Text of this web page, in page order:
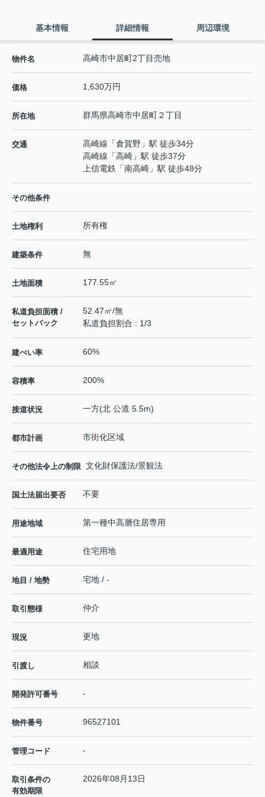
基本情報 詳細情報 周辺環境
物件名 高崎市中居町2丁目売地
価格 1,630万円
所在地 群馬県高崎市中居町２丁目
交通 高崎線 「倉賀野 」駅 徒歩34分
高崎線 「高崎 」駅 徒歩37分
上信電鉄 「南高崎 」駅 徒歩48分
その他条件
土地権利 所有権
建築条件 無
土地面積 177.55㎡
私道負担面積 /
セットバック
52.47㎡/無
私道負担割合 : 1/3
建ぺい率 60%
容積率 200%
接道状況 一方(北 公道 5.5m)
都市計画 市街化区域
その他法令上の制限 文化財保護法/景観法
国土法届出要否 不要
用途地域 第一種中高層住居専用
最適用途 住宅用地
地目 / 地勢 宅地 / -
取引態様 仲介
現況 更地
引渡し 相談
開発許可番号 -
物件番号 96527101
管理コード -
取引条件の
有効期限
2026年08月13日